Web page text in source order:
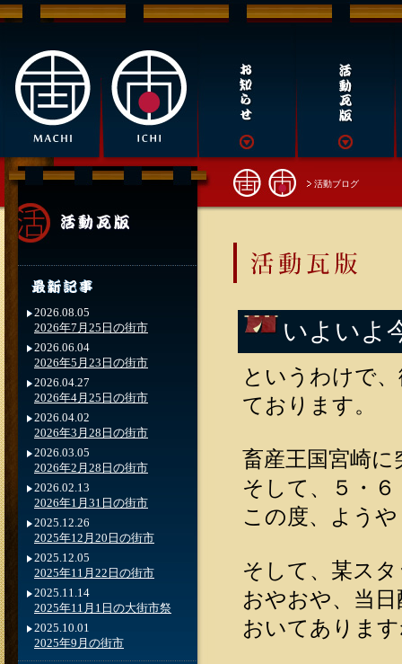
活動ブログ
いよいよ
というわけで
ております。
畜産王国宮崎
そして、５・
この度、よう
そして、某ス
おやおや、当
おいてありま
2026.08.05
2026年7月25日の街市
2026.06.04
2026年5月23日の街市
2026.04.27
2026年4月25日の街市
2026.04.02
2026年3月28日の街市
2026.03.05
2026年2月28日の街市
2026.02.13
2026年1月31日の街市
2025.12.26
2025年12月20日の街市
2025.12.05
2025年11月22日の街市
2025.11.14
2025年11月1日の大街市祭
2025.10.01
2025年9月の街市